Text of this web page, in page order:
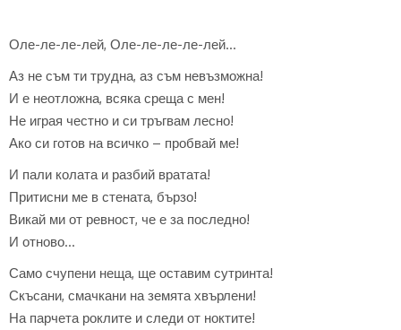
Оле-ле-ле-лей, Оле-ле-ле-ле-лей…
Аз не съм ти трудна, аз съм невъзможна!
И е неотложна, всяка среща с мен!
Не играя честно и си тръгвам лесно!
Ако си готов на всичко – пробвай ме!
И пали колата и разбий вратата!
Притисни ме в стената, бързо!
Викай ми от ревност, че е за последно!
И отново…
Само счупени неща, ще оставим сутринта!
Скъсани, смачкани на земята хвърлени!
На парчета роклите и следи от ноктите!